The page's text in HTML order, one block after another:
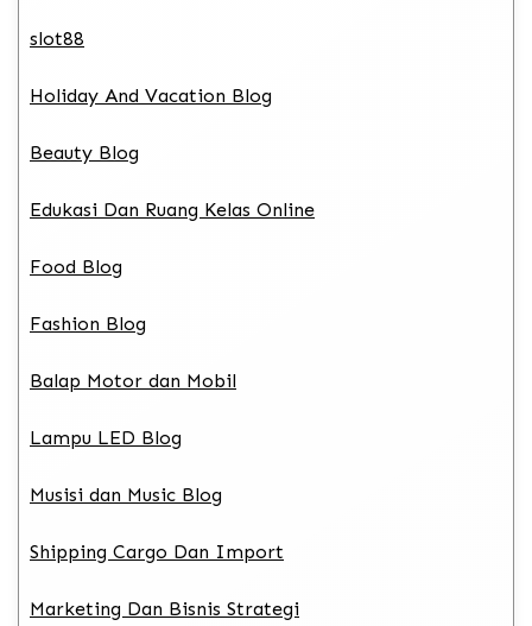
slot88
Holiday And Vacation Blog
Beauty Blog
Edukasi Dan Ruang Kelas Online
Food Blog
Fashion Blog
Balap Motor dan Mobil
Lampu LED Blog
Musisi dan Music Blog
Shipping Cargo Dan Import
Marketing Dan Bisnis Strategi